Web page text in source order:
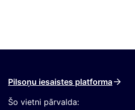
Pilsoņu iesaistes platforma
Šo vietni pārvalda: